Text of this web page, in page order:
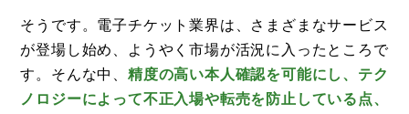
そうです。電子チケット業界は、さまざまなサービス
が登場し始め、ようやく市場が活況に入ったところで
す。そんな中、 精度の高い本人確認を可能にし、テク
ノロジーによって不正入場や転売を防止している点、